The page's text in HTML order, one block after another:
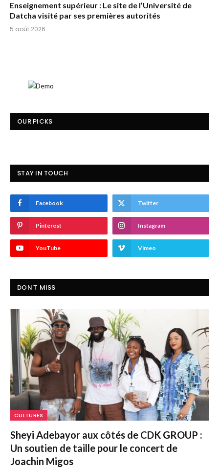
Enseignement supérieur : Le site de l’Université de
Datcha visité par ses premières autorités
5 août 2026
OUR PICKS
STAY IN TOUCH
Facebook Twitter
Pinterest Instagram
YouTube Vimeo
DON'T MISS
CULTURES
Sheyi Adebayor aux côtés de CDK GROUP :
Un soutien de taille pour le concert de
Joachin Migos